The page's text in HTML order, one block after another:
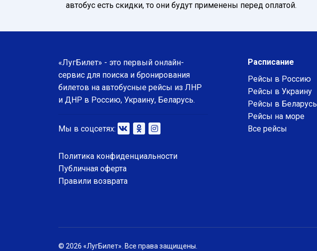
автобус есть скидки, то они будут применены перед оплатой.
«ЛугБилет» - это первый онлайн-
сервис для поиска и бронирования
билетов на автобусные рейсы из ЛНР
и ДНР в Россию, Украину, Беларусь.
Мы в соцсетях:
Политика конфиденциальности
Публичная оферта
Правили возврата
Расписание
Рейсы в Россию
Рейсы в Украину
Рейсы в Беларусь
Рейсы на море
Все рейсы
© 2026 «ЛугБилет». Все права защищены.